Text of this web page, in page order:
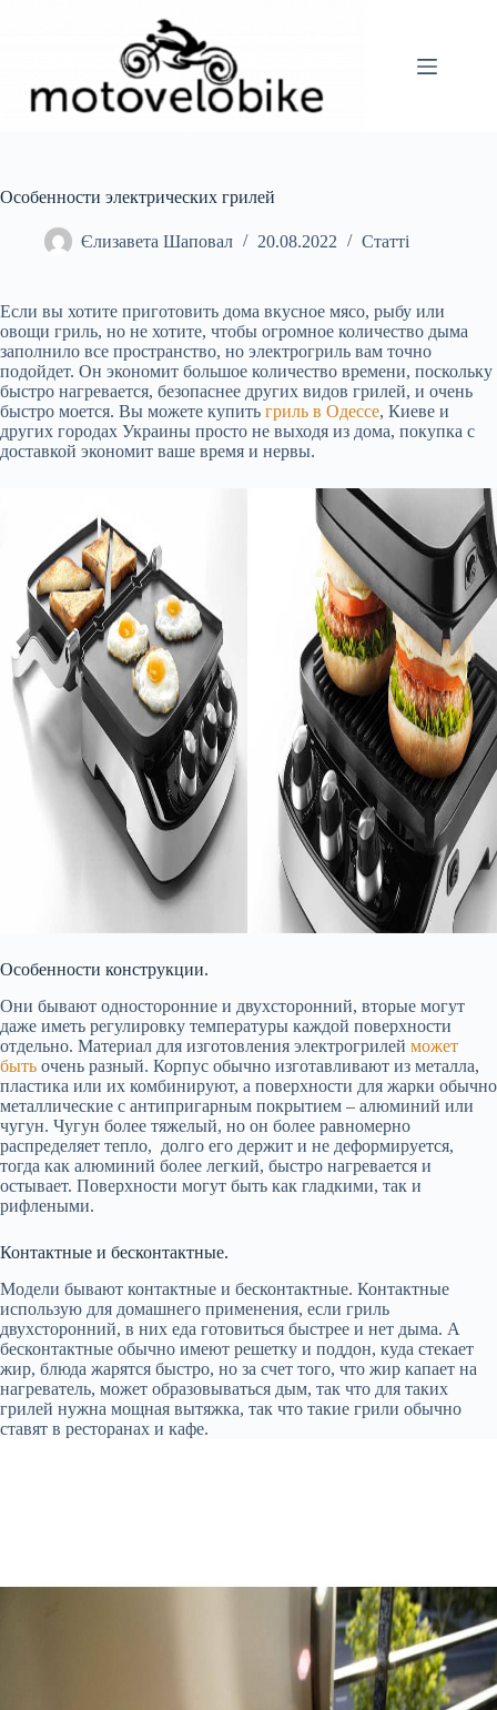
Особенности электрических грилей
Єлизавета Шаповал 20.08.2022 Статті
Если вы хотите приготовить дома вкусное мясо, рыбу или
овощи гриль, но не хотите, чтобы огромное количество дыма
заполнило все пространство, но электрогриль вам точно
подойдет. Он экономит большое количество времени, поскольку
быстро нагревается, безопаснее других видов грилей, и очень
быстро моется. Вы можете купить гриль в Одессе, Киеве и
других городах Украины просто не выходя из дома, покупка с
доставкой экономит ваше время и нервы.
Особенности конструкции.
Они бывают односторонние и двухсторонний, вторые могут
даже иметь регулировку температуры каждой поверхности
отдельно. Материал для изготовления электрогрилей может
быть очень разный. Корпус обычно изготавливают из металла,
пластика или их комбинируют, а поверхности для жарки обычно
металлические с антипригарным покрытием – алюминий или
чугун. Чугун более тяжелый, но он более равномерно
распределяет тепло, долго его держит и не деформируется,
тогда как алюминий более легкий, быстро нагревается и
остывает. Поверхности могут быть как гладкими, так и
рифлеными.
Контактные и бесконтактные.
Модели бывают контактные и бесконтактные. Контактные
использую для домашнего применения, если гриль
двухсторонний, в них еда готовиться быстрее и нет дыма. А
бесконтактные обычно имеют решетку и поддон, куда стекает
жир, блюда жарятся быстро, но за счет того, что жир капает на
нагреватель, может образовываться дым, так что для таких
грилей нужна мощная вытяжка, так что такие грили обычно
ставят в ресторанах и кафе.